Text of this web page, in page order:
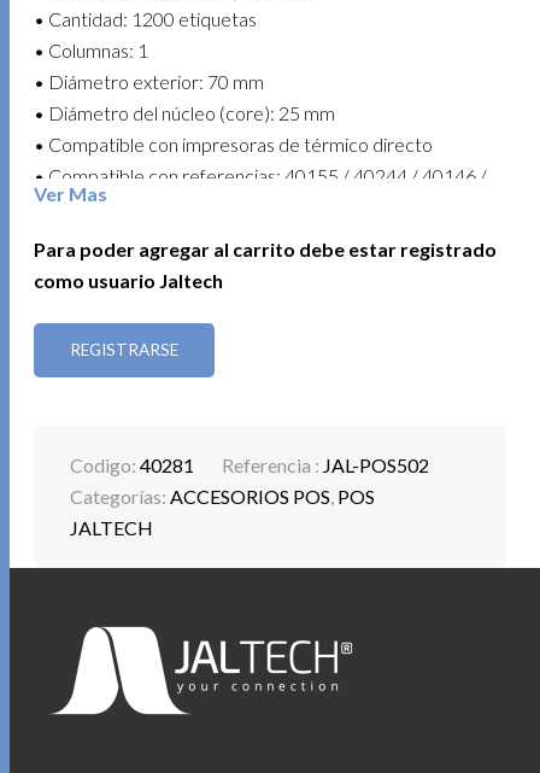
• Cantidad: 1200 etiquetas
• Columnas: 1
• Diámetro exterior: 70 mm
• Diámetro del núcleo (core): 25 mm
• Compatible con impresoras de térmico directo
• Compatible con referencias: 40155 / 40244 / 40146 /
40229 / 40239 / 80282
Agiliza tu etiquetado con mayor espacio de impresión y
Ver Mas
Para poder agregar al carrito debe estar registrado
como usuario Jaltech
REGISTRARSE
Codigo:40281 Referencia : JAL-POS502
Categorías:ACCESORIOS POS, POS
JALTECH